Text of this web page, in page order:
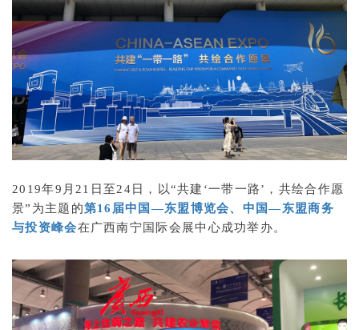
2019年9月21日至24日，以“共建‘一带一路’，共绘合作愿
景”为主题的第16届中国—东盟博览会、中国—东盟商务
与投资峰会在广西南宁国际会展中心成功举办。